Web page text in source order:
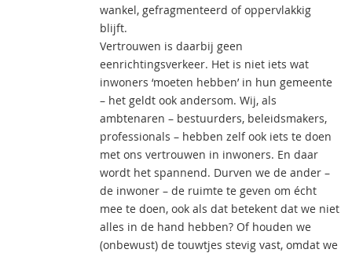
wankel, gefragmenteerd of oppervlakkig
blijft.
Vertrouwen is daarbij geen
eenrichtingsverkeer. Het is niet iets wat
inwoners ‘moeten hebben’ in hun gemeente
– het geldt ook andersom. Wij, als
ambtenaren – bestuurders, beleidsmakers,
professionals – hebben zelf ook iets te doen
met ons vertrouwen in inwoners. En daar
wordt het spannend. Durven we de ander –
de inwoner – de ruimte te geven om écht
mee te doen, ook als dat betekent dat we niet
alles in de hand hebben? Of houden we
(onbewust) de touwtjes stevig vast, omdat we